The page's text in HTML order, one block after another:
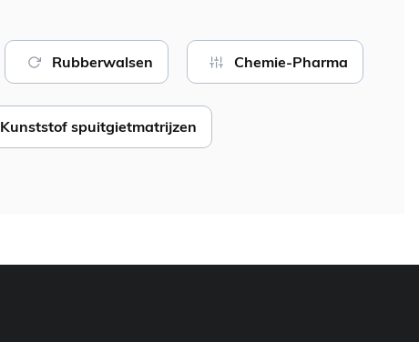
Rubberwalsen Chemie-Pharma
Kunststof spuitgietmatrijzen